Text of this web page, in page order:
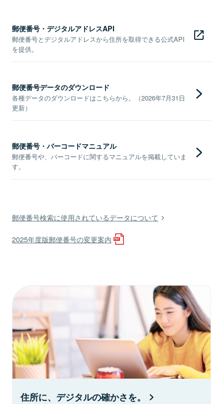
郵便番号・デジタルアドレスAPI
郵便番号とデジタルアドレスから住所を取得できる公式API
を提供。
郵便番号データのダウンロード
各種データのダウンロードはこちらから。（2026年7月31日
更新）
郵便番号・バーコードマニュアル
郵便番号や、バーコードに関するマニュアルを掲載していま
す。
郵便番号検索に使用されているデータについて
2025年度版郵便番号の変更案内
住所に、デジタルの確かさを。